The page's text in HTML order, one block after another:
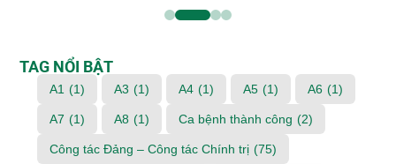
TAG NỔI BẬT
A1 (1) A3 (1) A4 (1) A5 (1) A6 (1)
A7 (1) A8 (1) Ca bệnh thành công (2)
Công tác Đảng – Công tác Chính trị (75)